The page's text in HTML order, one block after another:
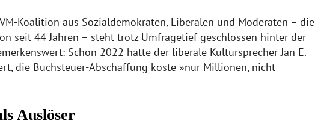
Koalition aus Sozialdemokraten, Liberalen und Moderaten – die
seit 44 Jahren – steht trotz Umfragetief geschlossen hinter der
Schon 2022 hatte der liberale Kultursprecher Jan E.
die Buchsteuer-Abschaffung koste »nur Millionen, nicht
Auslöser